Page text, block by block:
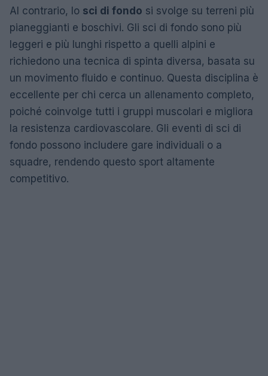
Al contrario, lo sci di fondo si svolge su terreni più
pianeggianti e boschivi. Gli sci di fondo sono più
leggeri e più lunghi rispetto a quelli alpini e
richiedono una tecnica di spinta diversa, basata su
un movimento fluido e continuo. Questa disciplina è
eccellente per chi cerca un allenamento completo,
poiché coinvolge tutti i gruppi muscolari e migliora
la resistenza cardiovascolare. Gli eventi di sci di
fondo possono includere gare individuali o a
squadre, rendendo questo sport altamente
competitivo.